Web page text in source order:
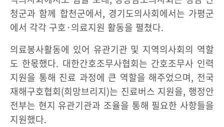
청군과 함께 합천군에서, 경기도의사회에서는 가평군
에서 각각 구호·의료지원 활동을 펼쳤다.
의료봉사활동에 있어 유관기관 및 지역의사회의 역할
도 한몫했다. 대한간호조무사협회는 간호조무사 인력
지원을 통해 진료 과정에 큰 역할을 해주었으며, 전국
재해구호협회(희망브리지)는 진료버스 지원을, 행정안
전부는 현지 유관기관과 조율을 통해 필요한 사항들을
지원했다.